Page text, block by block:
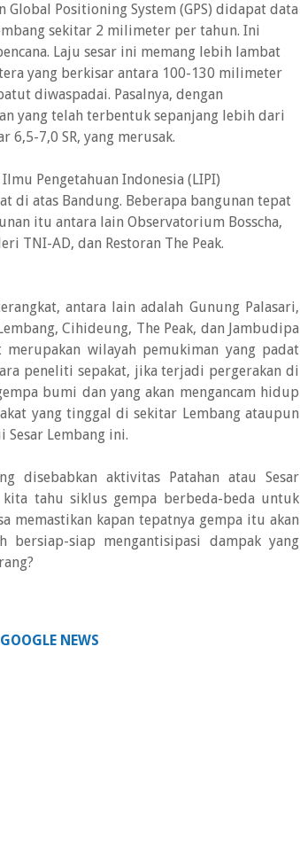
Global Positioning System (GPS) didapat data
sekitar 2 milimeter per tahun. Ini
Laju sesar ini memang lebih lambat
yang berkisar antara 100-130 milimeter
diwaspadai. Pasalnya, dengan
yang telah terbentuk sepanjang lebih dari
6,5-7,0 SR, yang merusak.
Pengetahuan Indonesia (LIPI)
di atas Bandung. Beberapa bangunan tepat
itu antara lain Observatorium Bosscha,
TNI-AD, dan Restoran The Peak.
antara lain adalah Gunung Palasari,
Cihideung, The Peak, dan Jambudipa
wilayah pemukiman yang padat
peneliti sepakat, jika terjadi pergerakan di
bumi dan yang akan mengancam hidup
yang tinggal di sekitar Lembang ataupun
Sesar Lembang ini.
disebabkan aktivitas Patahan atau Sesar
tahu siklus gempa berbeda-beda untuk
memastikan kapan tepatnya gempa itu akan
siap mengantisipasi dampak yang
GOOGLE NEWS